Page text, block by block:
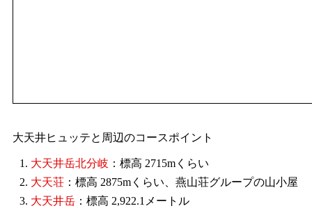
大天井ヒュッテと周辺のコースポイント
1. 大天井岳北分岐 ：標高 2715mくらい
2. 大天荘 ：標高 2875mくらい、燕山荘グループの山小屋
3. 大天井岳 ：標高 2,922.1メートル